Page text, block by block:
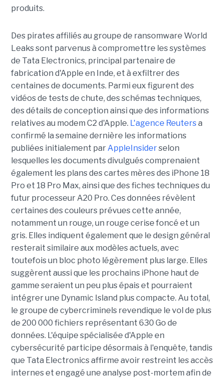
produits.
Des pirates affiliés au groupe de ransomware World
Leaks sont parvenus à compromettre les systèmes
de Tata Electronics, principal partenaire de
fabrication d'Apple en Inde, et à exfiltrer des
centaines de documents. Parmi eux figurent des
vidéos de tests de chute, des schémas techniques,
des détails de conception ainsi que des informations
relatives au modem C2 d'Apple. L'agence Reutersa
confirmé la semaine dernière les informations
publiées initialement parAppleInsiderselon
lesquelles les documents divulgués comprenaient
également les plans des cartes mères des iPhone 18
Pro et 18 Pro Max, ainsi que des fiches techniques du
futur processeur A20 Pro. Ces données révèlent
certaines des couleurs prévues cette année,
notamment un rouge, un rouge cerise foncé et un
gris. Elles indiquent également que le design général
resterait similaire aux modèles actuels, avec
toutefois un bloc photo légèrement plus large. Elles
suggèrent aussi que les prochains iPhone haut de
gamme seraient un peu plus épais et pourraient
intégrer une Dynamic Island plus compacte. Au total,
le groupe de cybercriminels revendique le vol de plus
de 200 000 fichiers représentant 630 Go de
données. L'équipe spécialisée d'Apple en
cybersécurité participe désormais à l'enquête, tandis
que Tata Electronics affirme avoir restreint les accès
internes et engagé une analyse post-mortem afin de